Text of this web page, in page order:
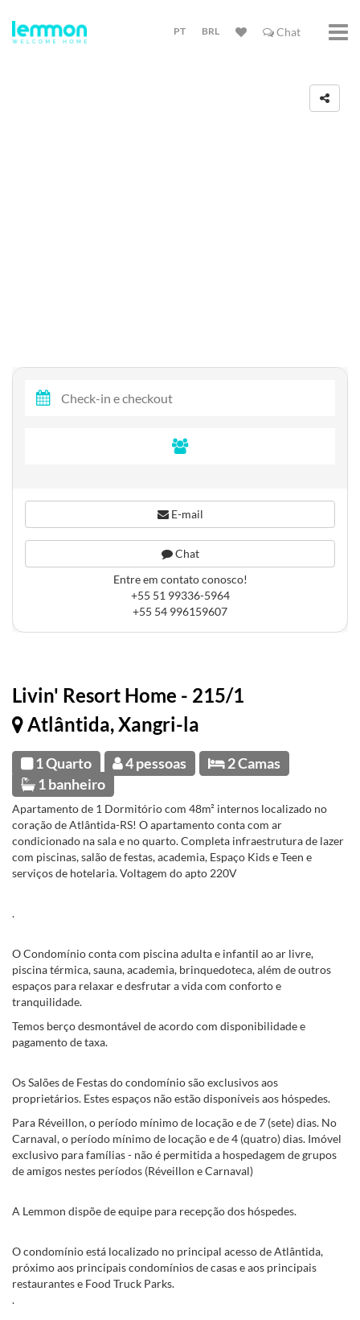
PT BRL Chat
Livin' Resort Home - 215/1
Atlântida, Xangri-la
1 Quarto 4 pessoas
2 Camas
1 banheiro
Apartamento de 1 Dormitório com 48m² internos localizado no
coração de Atlântida-RS! O apartamento conta com ar
condicionado na sala e no quarto. Completa infraestrutura de lazer
com piscinas, salão de festas, academia, Espaço Kids e Teen e
serviços de hotelaria. Voltagem do apto 220V
.
O Condomínio conta com piscina adulta e infantil ao ar livre,
piscina térmica, sauna, academia, brinquedoteca, além de outros
espaços para relaxar e desfrutar a vida com conforto e
tranquilidade.
Temos berço desmontável de acordo com disponibilidade e
pagamento de taxa.
Os Salões de Festas do condomínio são exclusivos aos
proprietários. Estes espaços não estão disponíveis aos hóspedes.
Para Réveillon, o período mínimo de locação e de 7 (sete) dias. No
Carnaval, o período mínimo de locação e de 4 (quatro) dias. Imóvel
exclusivo para famílias - não é permitida a hospedagem de grupos
de amigos nestes períodos (Réveillon e Carnaval)
A Lemmon dispõe de equipe para recepção dos hóspedes.
O condomínio está localizado no principal acesso de Atlântida,
próximo aos principais condomínios de casas e aos principais
restaurantes e Food Truck Parks.
.
E-mail
Chat
Entre em contato conosco!
+55 51 99336-5964
+55 54 996159607